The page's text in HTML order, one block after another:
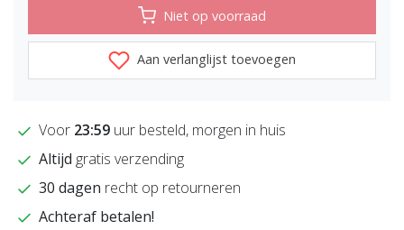
Niet op voorraad
Aan verlanglijst toevoegen
Voor 23:59 uur besteld, morgen in huis
Altijd gratis verzending
30 dagen recht op retourneren
Achteraf betalen!